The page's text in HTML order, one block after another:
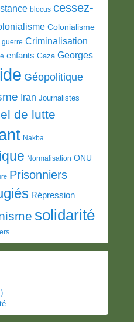
blocus cessez-
Colonialisme
guerre Criminalisation
enfants Gaza Georges
Géopolitique
Iran Journalistes
de lutte
Nakba
Normalisation ONU
Prisonniers
Répression
solidarité